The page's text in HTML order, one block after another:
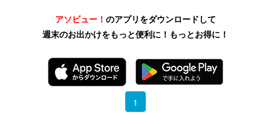
アソビュー！ のアプリをダウンロードして
週末のお出かけをもっと便利に！もっとお得に！
1